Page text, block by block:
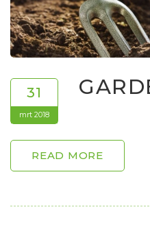
31
mrt 2018
READ MORE